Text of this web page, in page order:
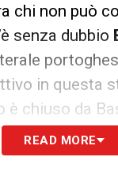
chi non può
senza dubbio
in questa
è chiuso da
da Candreva
Sporting
READ MORE